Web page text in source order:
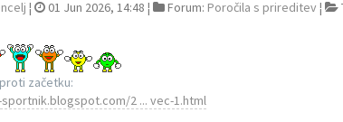
¦ 01 Jun 2026, 14:48 ¦ Forum: Poročila s prireditev ¦
začetku:
2 ... vec-1.html